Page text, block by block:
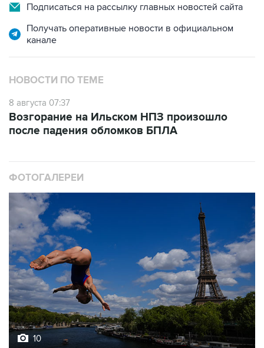
Подписаться на рассылку главных новостей сайта
Получать оперативные новости в официальном
канале
НОВОСТИ ПО ТЕМЕ
8 августа 07:37
Возгорание на Ильском НПЗ произошло
после падения обломков БПЛА
ФОТОГАЛЕРЕИ
10